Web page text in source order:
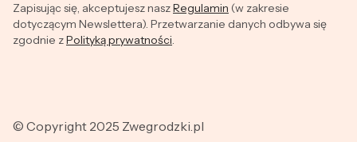
Zapisując się, akceptujesz naszRegulamin (w zakresie
dotyczącym Newslettera). Przetwarzanie danych odbywa się
zgodnie zPolityką prywatności.
© Copyright 2025 Zwegrodzki.pl